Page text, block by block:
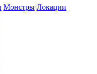
Монстры Локации